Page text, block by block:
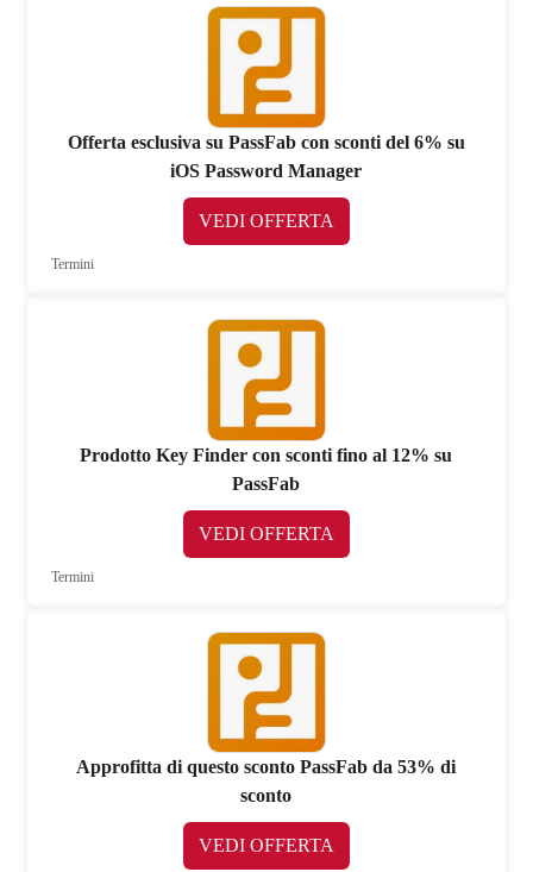
Offerta esclusiva su PassFab con sconti del 6% su
iOS Password Manager
VEDI OFFERTA
Termini
Prodotto Key Finder con sconti fino al 12% su
PassFab
VEDI OFFERTA
Termini
Approfitta di questo sconto PassFab da 53% di
sconto
VEDI OFFERTA